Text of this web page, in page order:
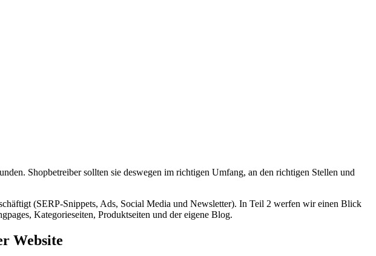
Shopbetreiber sollten sie deswegen im richtigen Umfang, an den richtigen Stellen und
(SERP-Snippets, Ads, Social Media und Newsletter). In Teil 2 werfen wir einen Blick
Kategorieseiten, Produktseiten und der eigene Blog.
Website